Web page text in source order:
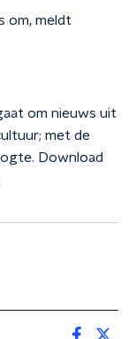
om, meldt
om nieuws uit
met de
Download